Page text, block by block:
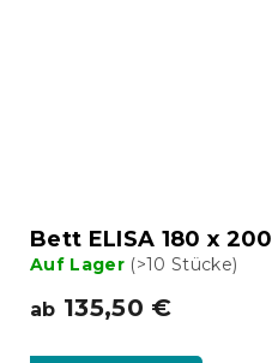
Bett ELISA 180 x
Auf Lager (>10 Stücke)
ab 135,50 €